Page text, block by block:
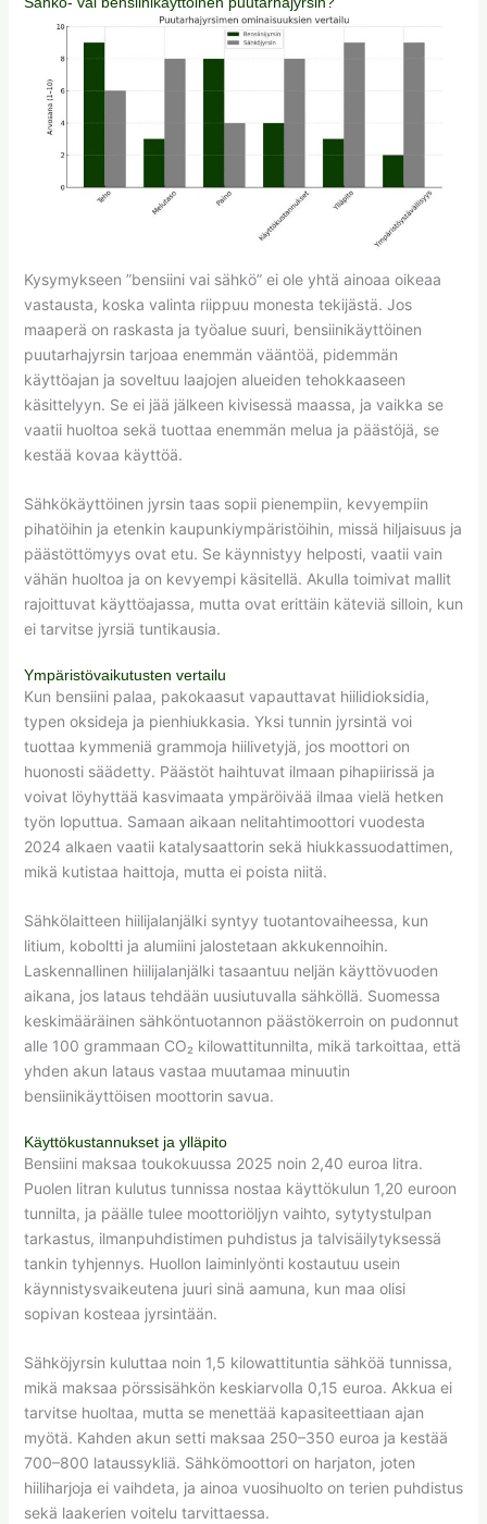
Kysymykseen ”bensiini vai sähkö” ei ole yhtä ainoaa oikeaa
vastausta, koska valinta riippuu monesta tekijästä. Jos
maaperä on raskasta ja työalue suuri, bensiinikäyttöinen
puutarhajyrsin tarjoaa enemmän vääntöä, pidemmän
käyttöajan ja soveltuu laajojen alueiden tehokkaaseen
käsittelyyn. Se ei jää jälkeen kivisessä maassa, ja vaikka se
vaatii huoltoa sekä tuottaa enemmän melua ja päästöjä, se
kestää kovaa käyttöä.
Sähkökäyttöinen jyrsin taas sopii pienempiin, kevyempiin
pihatöihin ja etenkin kaupunkiympäristöihin, missä hiljaisuus ja
päästöttömyys ovat etu. Se käynnistyy helposti, vaatii vain
vähän huoltoa ja on kevyempi käsitellä. Akulla toimivat mallit
rajoittuvat käyttöajassa, mutta ovat erittäin käteviä silloin, kun
ei tarvitse jyrsiä tuntikausia.
Ympäristövaikutusten vertailu
Kun bensiini palaa, pakokaasut vapauttavat hiilidioksidia,
typen oksideja ja pienhiukkasia. Yksi tunnin jyrsintä voi
tuottaa kymmeniä grammoja hiilivetyjä, jos moottori on
huonosti säädetty. Päästöt haihtuvat ilmaan pihapiirissä ja
voivat löyhyttää kasvimaata ympäröivää ilmaa vielä hetken
työn loputtua. Samaan aikaan nelitahtimoottori vuodesta
2024 alkaen vaatii katalysaattorin sekä hiukkassuodattimen,
mikä kutistaa haittoja, mutta ei poista niitä.
Sähkölaitteen hiilijalanjälki syntyy tuotantovaiheessa, kun
litium, koboltti ja alumiini jalostetaan akkukennoihin.
Laskennallinen hiilijalanjälki tasaantuu neljän käyttövuoden
aikana, jos lataus tehdään uusiutuvalla sähköllä. Suomessa
keskimääräinen sähköntuotannon päästökerroin on pudonnut
alle 100 grammaan CO₂ kilowattitunnilta, mikä tarkoittaa, että
yhden akun lataus vastaa muutamaa minuutin
bensiinikäyttöisen moottorin savua.
Käyttökustannukset ja ylläpito
Bensiini maksaa toukokuussa 2025 noin 2,40 euroa litra.
Puolen litran kulutus tunnissa nostaa käyttökulun 1,20 euroon
tunnilta, ja päälle tulee moottoriöljyn vaihto, sytytystulpan
tarkastus, ilmanpuhdistimen puhdistus ja talvisäilytyksessä
tankin tyhjennys. Huollon laiminlyönti kostautuu usein
käynnistysvaikeutena juuri sinä aamuna, kun maa olisi
sopivan kosteaa jyrsintään.
Sähköjyrsin kuluttaa noin 1,5 kilowattituntia sähköä tunnissa,
mikä maksaa pörssisähkön keskiarvolla 0,15 euroa. Akkua ei
tarvitse huoltaa, mutta se menettää kapasiteettiaan ajan
myötä. Kahden akun setti maksaa 250–350 euroa ja kestää
700–800 lataussykliä. Sähkömoottori on harjaton, joten
hiiliharjoja ei vaihdeta, ja ainoa vuosihuolto on terien puhdistus
sekä laakerien voitelu tarvittaessa.